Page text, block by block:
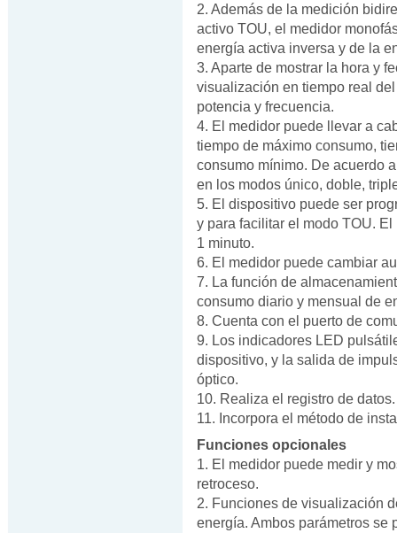
2. Además de la medición
activo TOU, el medidor
energía activa inversa y de la
3. Aparte de mostrar la hora y
visualización en tiempo real
potencia y frecuencia.
4. El medidor puede llevar a
tiempo de máximo consumo,
consumo mínimo. De acuerdo
en los modos único, doble,
5. El dispositivo puede ser
y para facilitar el modo TOU.
1 minuto.
6. El medidor puede cambiar
7. La función de
consumo diario y mensual de
8. Cuenta con el puerto de
9. Los indicadores LED
dispositivo, y la salida de
óptico.
10. Realiza el registro de datos.
11. Incorpora el método de
Funciones opcionales
1. El medidor puede medir y
retroceso.
2. Funciones de visualización
energía. Ambos parámetros se